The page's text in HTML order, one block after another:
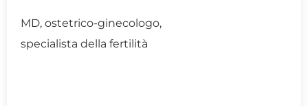
MD, ostetrico-ginecologo,
specialista della fertilità